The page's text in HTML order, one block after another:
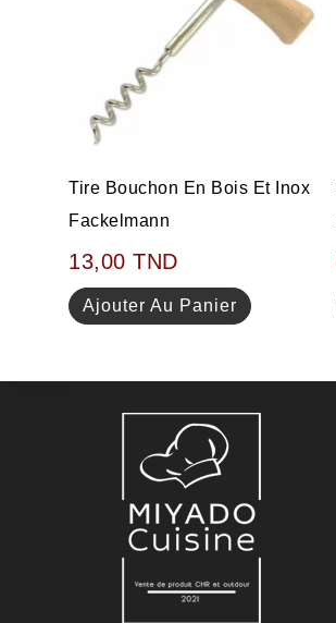
Tire Bouchon En Bois Et Inox
Fackelmann
13,00TND
Ajouter Au Panier